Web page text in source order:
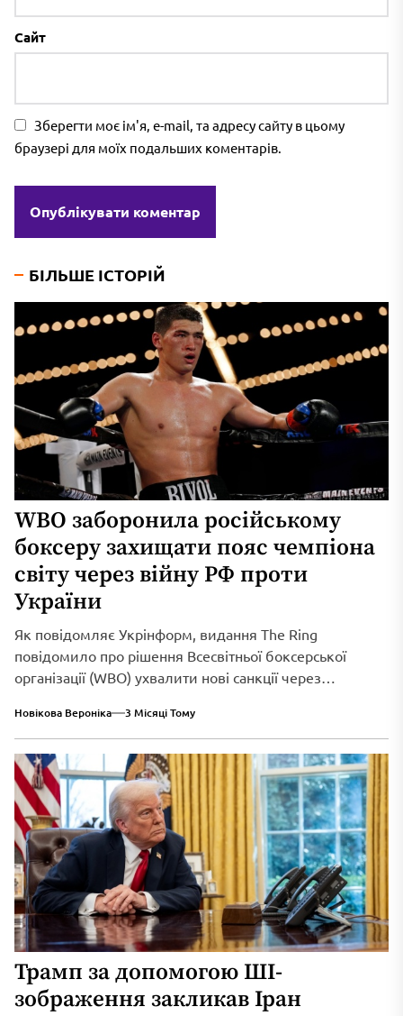
Сайт
Зберегти моє ім'я, e-mail, та адресу сайту в цьому
браузері для моїх подальших коментарів.
БІЛЬШЕ ІСТОРІЙ
WBO заборонила російському
боксеру захищати пояс чемпіона
світу через війну РФ проти
України
Як повідомляє Укрінформ, видання The Ring
повідомило про рішення Всесвітньої боксерської
організації (WBO) ухвалити нові санкції через
Новікова Вероніка 3 Місяці Тому
Трамп за допомогою ШІ-
зображення закликав Іран